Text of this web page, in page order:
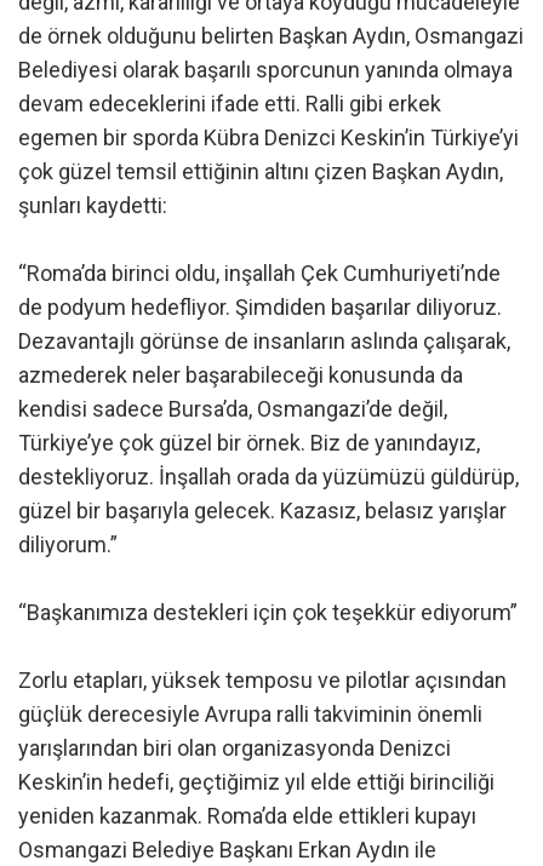
de örnek olduğunu belirten Başkan Aydın, Osmangazi
Belediyesi olarak başarılı sporcunun yanında olmaya
devam edeceklerini ifade etti. Ralli gibi erkek
egemen bir sporda Kübra Denizci Keskin’in Türkiye’yi
çok güzel temsil ettiğinin altını çizen Başkan Aydın,
şunları kaydetti:
“Roma’da birinci oldu, inşallah Çek Cumhuriyeti’nde
de podyum hedefliyor. Şimdiden başarılar diliyoruz.
Dezavantajlı görünse de insanların aslında çalışarak,
azmederek neler başarabileceği konusunda da
kendisi sadece Bursa’da, Osmangazi’de değil,
Türkiye’ye çok güzel bir örnek. Biz de yanındayız,
destekliyoruz. İnşallah orada da yüzümüzü güldürüp,
güzel bir başarıyla gelecek. Kazasız, belasız yarışlar
diliyorum.”
“Başkanımıza destekleri için çok teşekkür ediyorum”
Zorlu etapları, yüksek temposu ve pilotlar açısından
güçlük derecesiyle Avrupa ralli takviminin önemli
yarışlarından biri olan organizasyonda Denizci
Keskin’in hedefi, geçtiğimiz yıl elde ettiği birinciliği
yeniden kazanmak. Roma’da elde ettikleri kupayı
Osmangazi Belediye Başkanı Erkan Aydın ile